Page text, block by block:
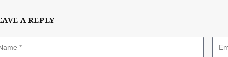
A REPLY